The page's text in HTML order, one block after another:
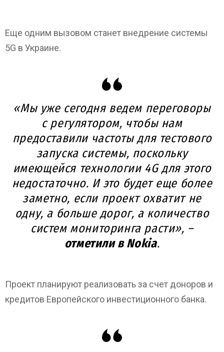
Еще одним вызовом станет внедрение системы
5G в Украине.
«Мы уже сегодня ведем переговоры
с регулятором, чтобы нам
предоставили частоты для тестового
запуска системы, поскольку
имеющейся технологии 4G для этого
недостаточно. И это будет еще более
заметно, если проект охватит не
одну, а больше дорог, а количество
систем мониторинга расти», –
отметили в Nokia.
Проект планируют реализовать за счет доноров и
кредитов Европейского инвестиционного банка.